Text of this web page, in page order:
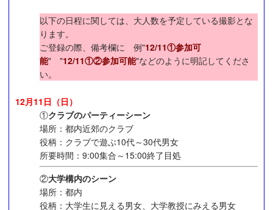
以下の日程に関しては、大人数を予定している撮影とな
ります。
ご登録の際、備考欄に 例"12/11①参加可
能" "12/11①②参加可能"などのように明記してくださ
い。
12月11日（日）
①クラブのパーティーシーン
場所：都内近郊のクラブ
役柄：クラブで遊ぶ10代～30代男女
所要時間：9:00集合～15:00終了目処
②大学構内のシーン
場所：都内
役柄：大学生に見える男女、大学教授にみえる男女